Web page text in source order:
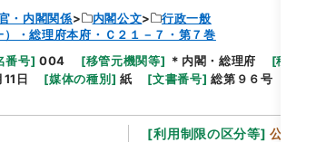
・内閣関係 内閣公文
行政一般
・総理府本府・Ｃ２１－７・第７巻
番号] 004 [移管元機関等] ＊内閣・総理府 [移管等
日 [媒体の種別 ] 紙 [文書番号] 総第９６号
[利用制限の区分等] 公開